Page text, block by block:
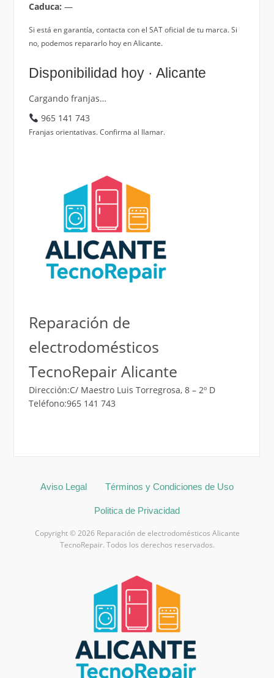
Caduca: —
Si está en garantía, contacta con el SAT oficial de tu marca. Si
no, podemos repararlo hoy en Alicante.
Disponibilidad hoy · Alicante
Cargando franjas…
965 141 743
Franjas orientativas. Confirma al llamar.
Reparación de
electrodomésticos
TecnoRepair Alicante
Dirección:C/ Maestro Luis Torregrosa, 8 – 2º D
Teléfono:965 141 743
Aviso Legal Términos y Condiciones de Uso
Politica de Privacidad
Copyright © 2026 Reparación de electrodomésticos Alicante
TecnoRepair. Todos los derechos reservados.